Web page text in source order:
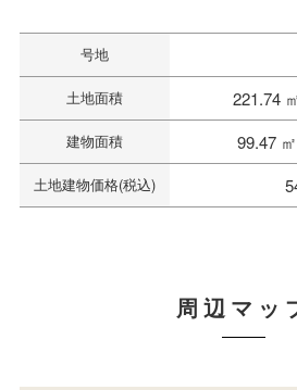
号地
土地面積 221.74
建物面積 99.47
土地建物価格(税込)
周辺マッ